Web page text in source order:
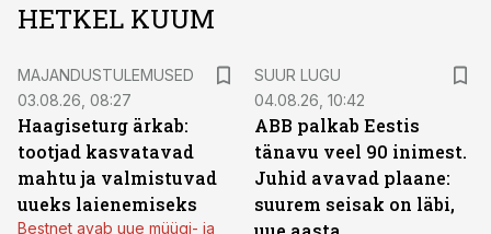
HETKEL KUUM
MAJANDUSTULEMUSED
03.08.26, 08:27
Haagiseturg ärkab:
tootjad kasvatavad
mahtu ja valmistuvad
uueks laienemiseks
Bestnet avab uue müügi- ja
SUUR LUGU
04.08.26, 10:42
ABB palkab Eestis
tänavu veel 90 inimest.
Juhid avavad plaane:
suurem seisak on läbi,